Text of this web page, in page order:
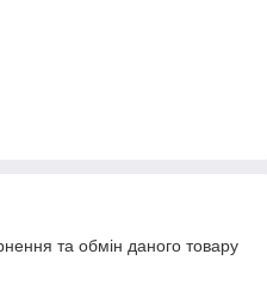
та обмін даного товару